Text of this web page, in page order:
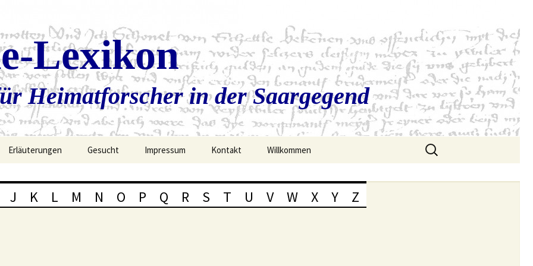
Lexikon
Heimatforscher in der Saargegend
Erläuterungen Gesucht Impressum Kontakt Willkommen
Suchen
nach:
J K L M N O P Q R S T U V W X Y Z